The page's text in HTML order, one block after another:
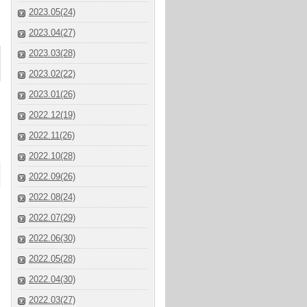
2023.05(24)
2023.04(27)
2023.03(28)
2023.02(22)
2023.01(26)
2022.12(19)
2022.11(26)
2022.10(28)
2022.09(26)
2022.08(24)
2022.07(29)
2022.06(30)
2022.05(28)
2022.04(30)
2022.03(27)